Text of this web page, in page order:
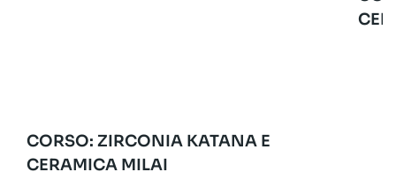
CORSO: ZIRCONIA KATANA E
CERAMICA MILAI